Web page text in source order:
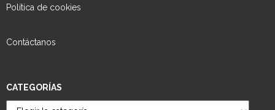
Política de cookies
Contáctanos
CATEGORÍAS